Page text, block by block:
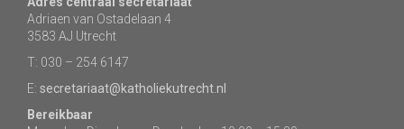
Adriaen van Ostadelaan 4
3583 AJ Utrecht
T: 030 – 254 6147
E: secretariaat@katholiekutrecht.nl
Bereikbaar